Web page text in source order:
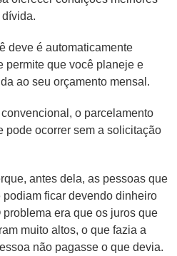
deve é automaticamente
permite que você planeje e
ao seu orçamento mensal.
o parcelamento
pode ocorrer sem a solicitação
antes dela, as pessoas que
ficar devendo dinheiro
era que os juros que
muito altos, o que fazia a
não pagasse o que devia.